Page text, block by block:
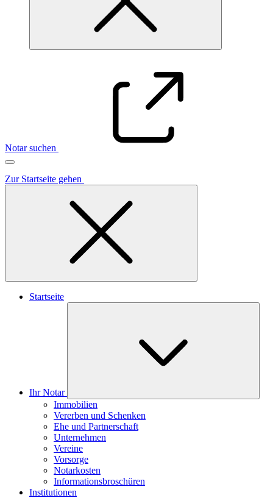
Notar suchen
Zur Startseite gehen
Startseite
Ihr Notar
Immobilien
Vererben und Schenken
Ehe und Partnerschaft
Unternehmen
Vereine
Vorsorge
Notarkosten
Informationsbroschüren
Institutionen